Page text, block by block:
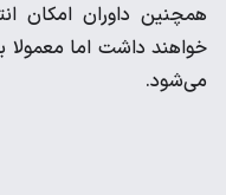
همچنین داوران امکان
خواهند داشت اما معمولا
می‌شود.